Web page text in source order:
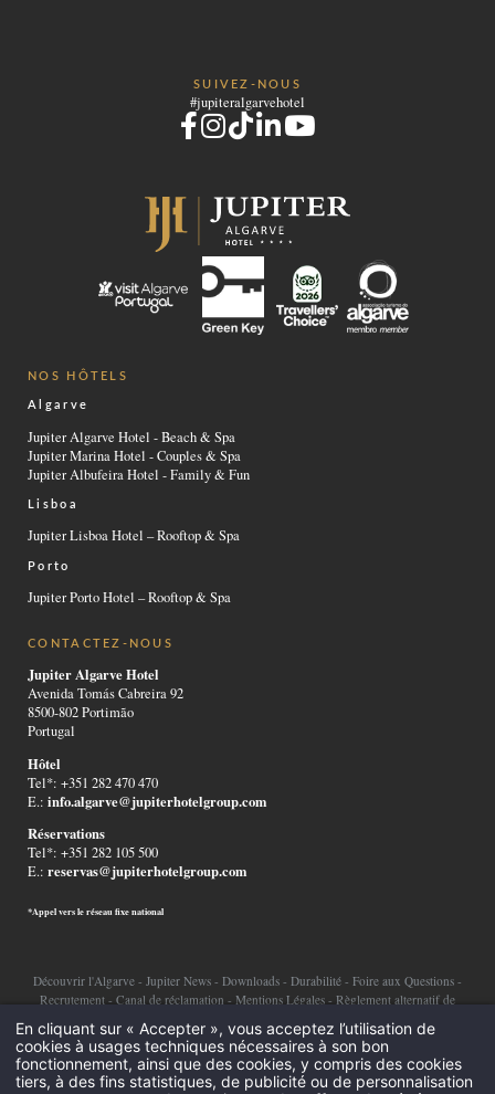
NOS HÔTELS
Algarve
Jupiter Algarve Hotel - Beach & Spa
Jupiter Marina Hotel - Couples & Spa
Jupiter Albufeira Hotel - Family & Fun
Lisboa
Jupiter Lisboa Hotel – Rooftop & Spa
Porto
Jupiter Porto Hotel – Rooftop & Spa
SUIVEZ-NOUS
#jupiteralgarvehotel
CONTACTEZ-NOUS
Jupiter Algarve Hotel
Avenida Tomás Cabreira 92
8500-802 Portimão
Portugal
Hôtel
Tel*: +351 282 470 470
E.:info.algarve@jupiterhotelgroup.com
Réservations
Tel*: +351 282 105 500
E.:reservas@jupiterhotelgroup.com
*Appel vers le réseau fixe national
Découvrir l'Algarve - Jupiter News - Downloads - Durabilité - Foire aux Questions -
Recrutement - Canal de réclamation - Mentions Légales - Règlement alternatif de
litiges-Politique de confidentialité-Cookies-
©2026 Jupiter Hotel Group
En cliquant sur « Accepter », vous acceptez l’utilisation de
cookies à usages techniques nécessaires à son bon
fonctionnement, ainsi que des cookies, y compris des cookies
tiers, à des fins statistiques, de publicité ou de personnalisation